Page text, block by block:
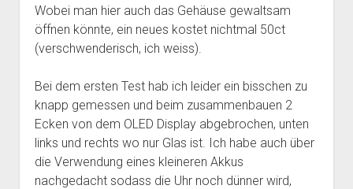
Wobei man hier auch das Gehäuse gewaltsam
öffnen könnte, ein neues kostet nichtmal 50ct
(verschwenderisch, ich weiss).
Bei dem ersten Test hab ich leider ein bisschen zu
knapp gemessen und beim zusammenbauen 2
Ecken von dem OLED Display abgebrochen, unten
links und rechts wo nur Glas ist. Ich habe auch über
die Verwendung eines kleineren Akkus
nachgedacht sodass die Uhr noch dünner wird,